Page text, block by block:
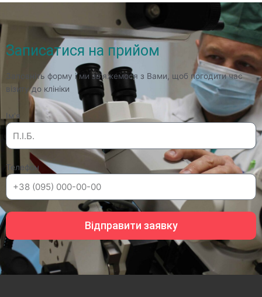
Записатися на прийом
Заповніть форму і ми зв’яжемося з Вами, щоб погодити час
візиту до клініки
Ім'я
Телефон
Відправити заявку